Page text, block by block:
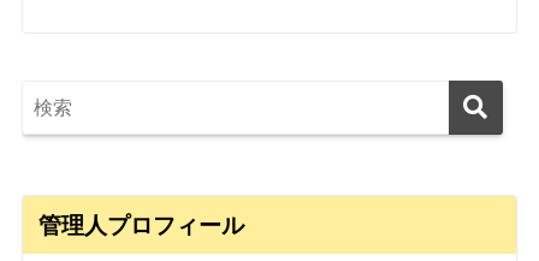
管理人プロフィール